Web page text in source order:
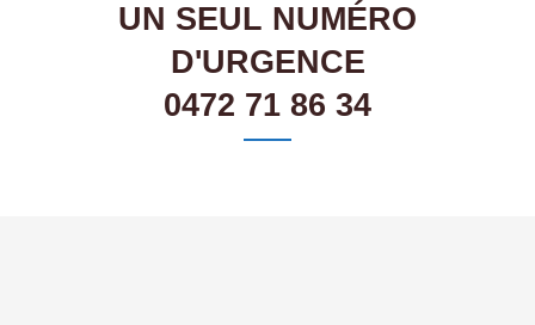
UN SEUL NUMÉRO
D'URGENCE
0472 71 86 34